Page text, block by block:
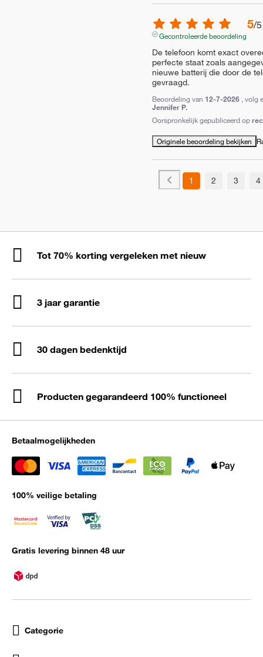
5/5
Gecontroleerde beoordeling
De telefoon komt exact
perfecte staat zoals
nieuwe batterij die door de
gevraagd.
Beoordeling van 12-7-2026 , volg
Jennifer P.
Oorspronkelijk gepubliceerd op
Originele beoordeling bekijken
1 2 3 4
Tot 70% korting vergeleken met nieuw
3 jaar garantie
30 dagen bedenktijd
Producten gegarandeerd 100% functioneel
Betaalmogelijkheden
100% veilige betaling
Gratis levering binnen 48 uur
Categorie